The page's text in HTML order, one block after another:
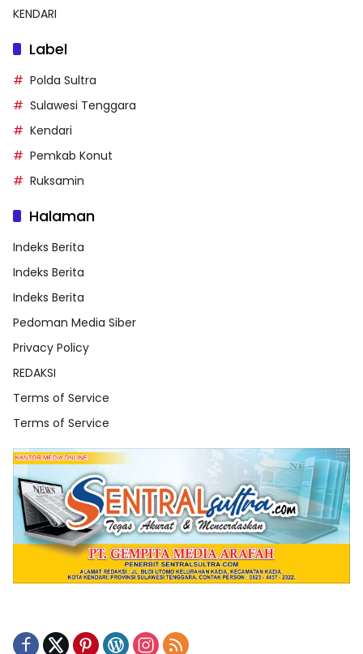
KENDARI
Label
Polda Sultra
Sulawesi Tenggara
Kendari
Pemkab Konut
Ruksamin
Halaman
Indeks Berita
Indeks Berita
Indeks Berita
Pedoman Media Siber
Privacy Policy
REDAKSI
Terms of Service
Terms of Service